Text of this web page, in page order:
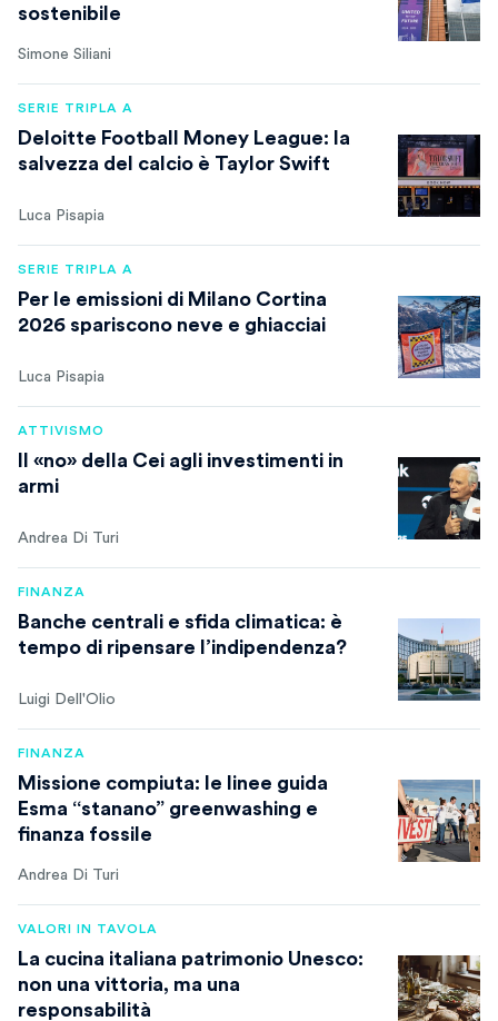
sostenibile
Simone Siliani
SERIE TRIPLA A
Deloitte Football Money League: la
salvezza del calcio è Taylor Swift
Luca Pisapia
SERIE TRIPLA A
Per le emissioni di Milano Cortina
2026 spariscono neve e ghiacciai
Luca Pisapia
ATTIVISMO
Il «no» della Cei agli investimenti in
armi
Andrea Di Turi
FINANZA
Banche centrali e sfida climatica: è
tempo di ripensare l’indipendenza?
Luigi Dell'Olio
FINANZA
Missione compiuta: le linee guida
Esma “stanano” greenwashing e
finanza fossile
Andrea Di Turi
VALORI IN TAVOLA
La cucina italiana patrimonio Unesco:
non una vittoria, ma una
responsabilità